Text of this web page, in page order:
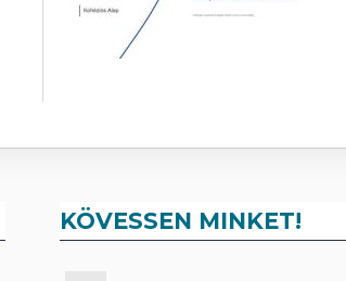
KÖVESSEN MINKET!